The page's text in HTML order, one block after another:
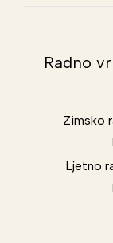
Radno
Zimsko
Ljetno